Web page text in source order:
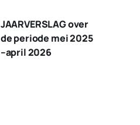
JAARVERSLAG over
de periode mei 2025
–april 2026